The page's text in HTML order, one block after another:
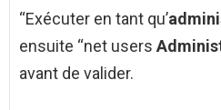
“Exécuter en tant qu’
ensuite “net users
avant de valider.